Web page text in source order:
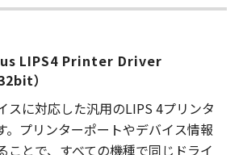
LIPS4 Printer Driver
）
スに対応した汎用のLIPS 4プリンタ
。プリンターポートやデバイス情報
ことで、すべての機種で同じドライ